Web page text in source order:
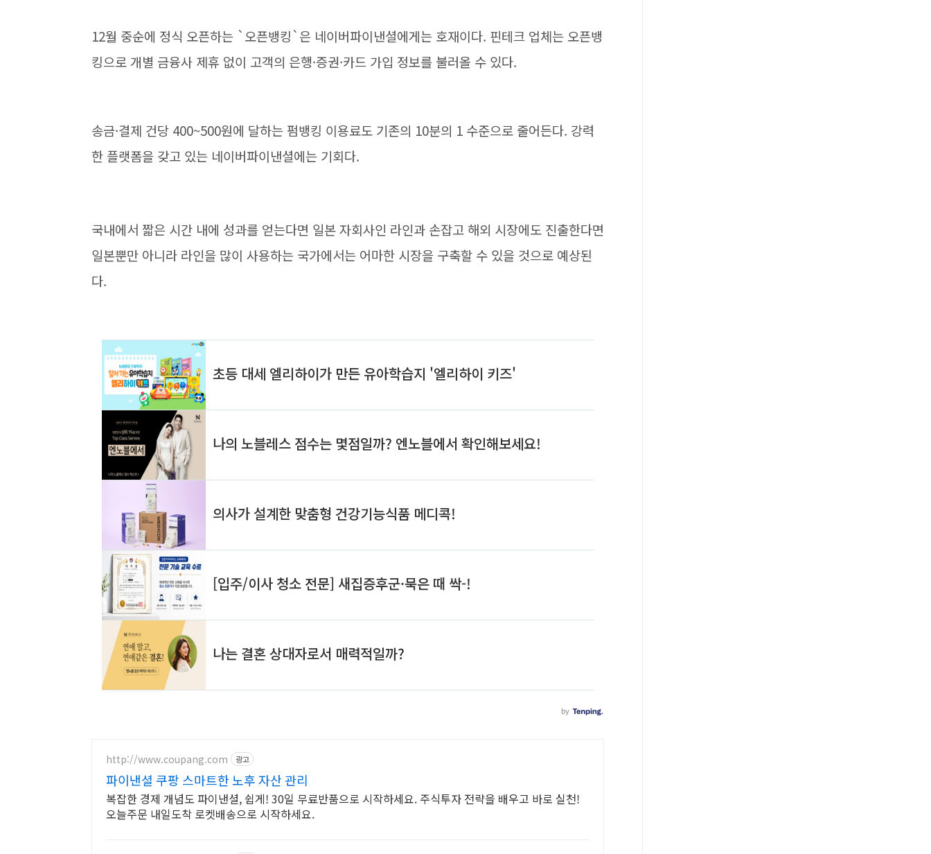
12월 중순에 정식 오픈하는 `오픈뱅킹`은 네이버파이낸셜에게는 호재이다. 핀테크 업체는 오픈뱅
킹으로 개별 금융사 제휴 없이 고객의 은행·증권·카드 가입 정보를 불러올 수 있다.
송금·결제 건당 400~500원에 달하는 펌뱅킹 이용료도 기존의 10분의 1 수준으로 줄어든다. 강력
한 플랫폼을 갖고 있는 네이버파이낸셜에는 기회다.
국내에서 짧은 시간 내에 성과를 얻는다면 일본 자회사인 라인과 손잡고 해외 시장에도 진출한다면
일본뿐만 아니라 라인을 많이 사용하는 국가에서는 어마한 시장을 구축할 수 있을 것으로 예상된
다.
http://www.coupang.com 광고
파이낸셜 쿠팡 스마트한 노후 자산 관리
복잡한 경제 개념도 파이낸셜, 쉽게! 30일 무료반품으로 시작하세요. 주식투자 전략을 배우고 바로 실천!
오늘주문 내일도착 로켓배송으로 시작하세요.